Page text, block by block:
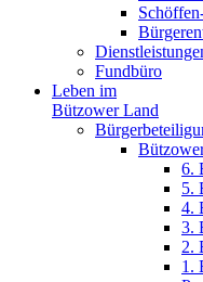
Fundbüro
Leben im
Bützower Land
6.
5.
4.
3.
2.
1.